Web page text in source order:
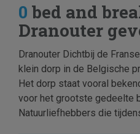
0 bed and
Dranouter
Dranouter Dichtbij de
klein dorp in de Belgische
Het dorp staat vooral
voor het grootste gedeelte
Natuurliefhebbers die